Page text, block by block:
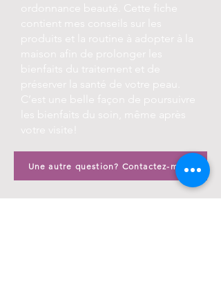
ordonnance beauté. Cette fiche
contient mes conseils sur les
produits et la routine à adopter à la
maison afin de prolonger les
bienfaits du traitement et de
préserver la santé de votre peau.
C’est une belle façon de poursuivre
les bienfaits du soin, même après
votre visite!
Une autre question? Contactez-moi!